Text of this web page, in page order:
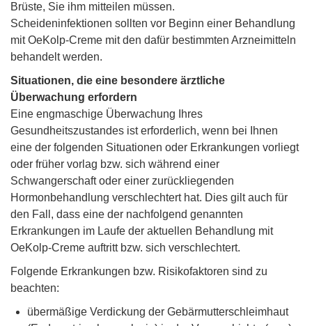
Brüste, Sie ihm mitteilen müssen.
Scheideninfektionen sollten vor Beginn einer Behandlung
mit OeKolp-Creme mit den dafür bestimmten Arzneimitteln
behandelt werden.
Situationen, die eine besondere ärztliche
Überwachung erfordern
Eine engmaschige Überwachung Ihres
Gesundheitszustandes ist erforderlich, wenn bei Ihnen
eine der folgenden Situationen oder Erkrankungen vorliegt
oder früher vorlag bzw. sich während einer
Schwangerschaft oder einer zurückliegenden
Hormonbehandlung verschlechtert hat. Dies gilt auch für
den Fall, dass eine der nachfolgend genannten
Erkrankungen im Laufe der aktuellen Behandlung mit
OeKolp-Creme auftritt bzw. sich verschlechtert.
Folgende Erkrankungen bzw. Risikofaktoren sind zu
beachten:
übermäßige Verdickung der Gebärmutterschleimhaut